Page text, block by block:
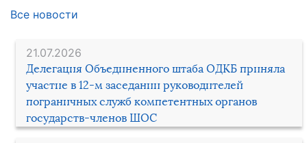
21.07.2026
Делегация Объединенного штаба ОДКБ приняла
участие в 12-м заседании руководителей
пограничных служб компетентных органов
государств-членов ШОС
Все новости